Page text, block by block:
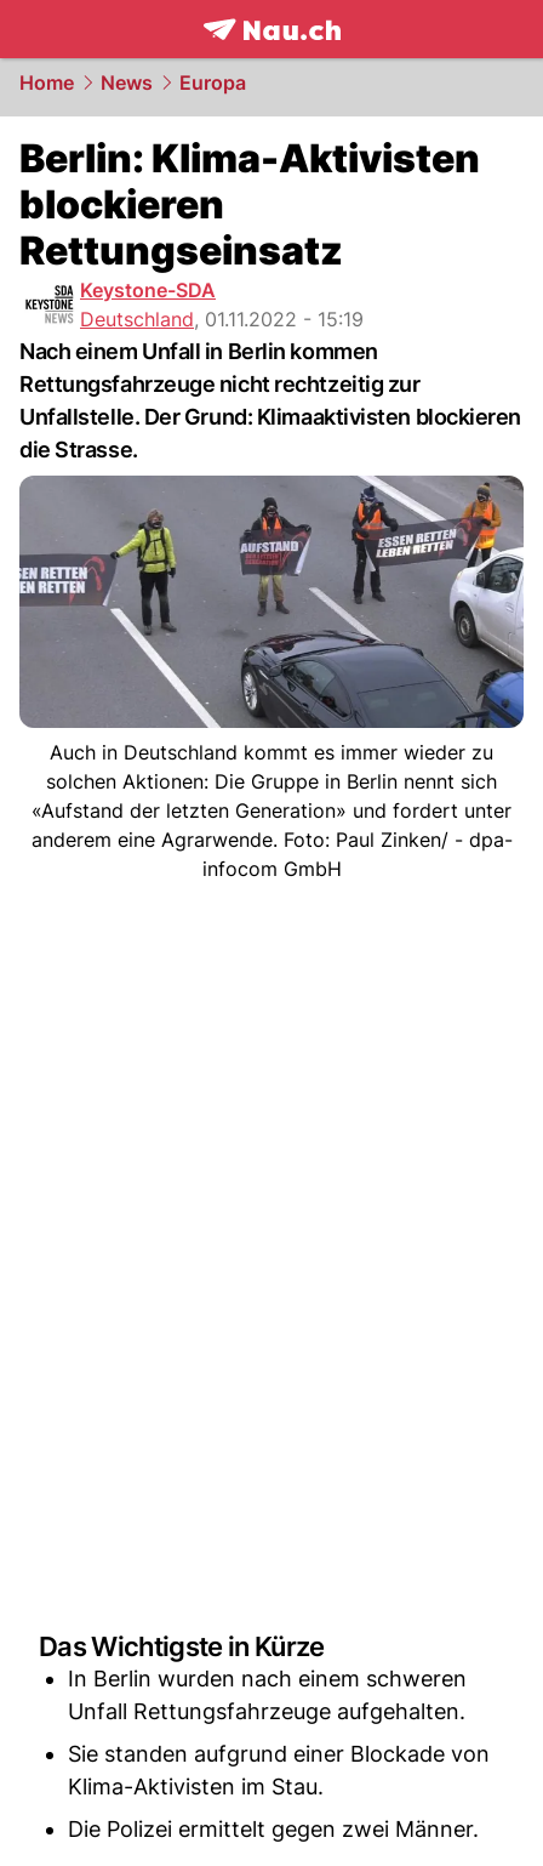
frontpage.NAU.ch
Home News Europa
Berlin: Klima-Aktivisten
blockieren
Rettungseinsatz
Keystone-SDA
Deutschland, 01.11.2022 - 15:19
Nach einem Unfall in Berlin kommen
Rettungsfahrzeuge nicht rechtzeitig zur
Unfallstelle. Der Grund: Klimaaktivisten blockieren
die Strasse.
Auch in Deutschland kommt es immer wieder zu
solchen Aktionen: Die Gruppe in Berlin nennt sich
«Aufstand der letzten Generation» und fordert unter
anderem eine Agrarwende. Foto: Paul Zinken/ - dpa-
infocom GmbH
Das Wichtigste in Kürze
In Berlin wurden nach einem schweren
Unfall Rettungsfahrzeuge aufgehalten.
Sie standen aufgrund einer Blockade von
Klima-Aktivisten im Stau.
Die Polizei ermittelt gegen zwei Männer.